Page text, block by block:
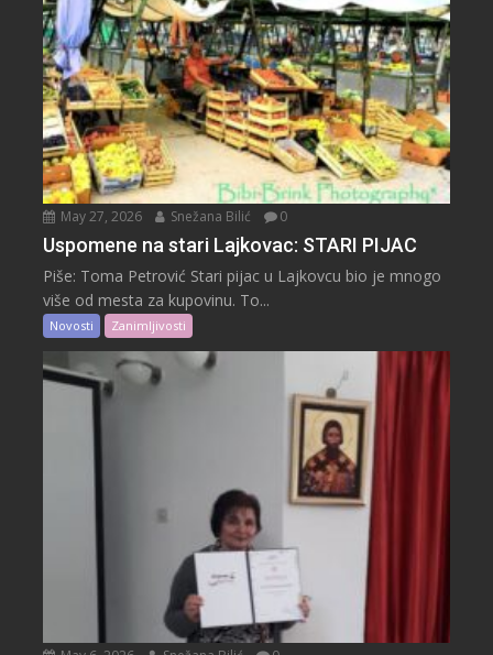
May 27, 2026 Snežana Bilić 0
Uspomene na stari Lajkovac: STARI PIJAC
Piše: Toma Petrović Stari pijac u Lajkovcu bio je mnogo
više od mesta za kupovinu. To...
Novosti Zanimljivosti